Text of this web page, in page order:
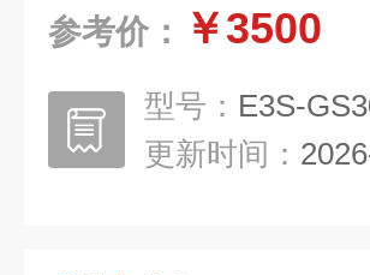
参考价： ￥3500
型号： E3S-
更新时间：